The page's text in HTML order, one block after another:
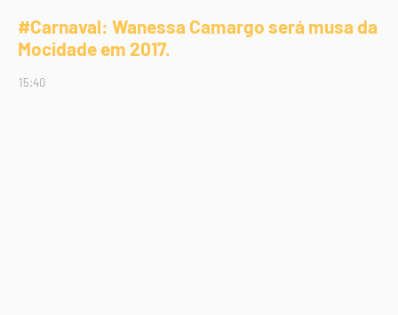
#Carnaval: Wanessa Camargo será musa da
Mocidade em 2017.
15:40